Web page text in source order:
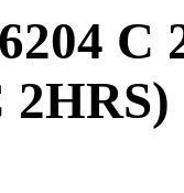
C
2HRS)